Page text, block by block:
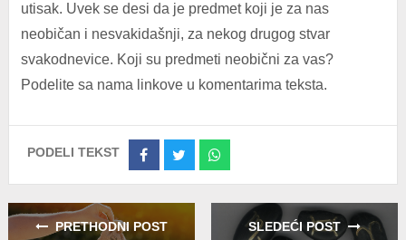
utisak. Uvek se desi da je predmet koji je za nas
neobičan i nesvakidašnji, za nekog drugog stvar
svakodnevice. Koji su predmeti neobični za vas?
Podelite sa nama linkove u komentarima teksta.
PODELI TEKST
Share
Facebook
Share
Twitter
Share
Whatsapp
PRETHODNI POST
SLEDEĆI POST